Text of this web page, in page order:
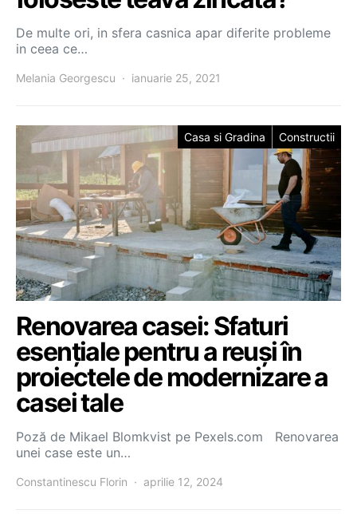
De multe ori, in sfera casnica apar diferite probleme
in ceea ce…
Melania Georgescu ianuarie 25, 2021
Casa si Gradina Constructii
Renovarea casei: Sfaturi
esențiale pentru a reuși în
proiectele de modernizare a
casei tale
Poză de Mikael Blomkvist pe Pexels.com Renovarea
unei case este un…
Constantinescu Florin aprilie 12, 2024